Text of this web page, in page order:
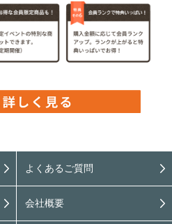
よくあるご質問
会社概要